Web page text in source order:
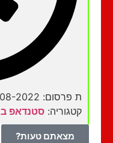
ת פרסום: 08-08-2022
קטגוריה:סטנדאפ באנגלית
מצאתם טעות?